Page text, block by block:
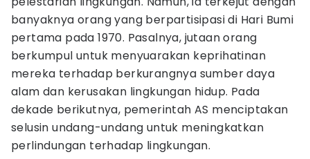
banyaknya orang yang berpartisipasi di Hari Bumi
pertama pada 1970. Pasalnya, jutaan orang
berkumpul untuk menyuarakan keprihatinan
mereka terhadap berkurangnya sumber daya
alam dan kerusakan lingkungan hidup. Pada
dekade berikutnya, pemerintah AS menciptakan
selusin undang-undang untuk meningkatkan
perlindungan terhadap lingkungan.